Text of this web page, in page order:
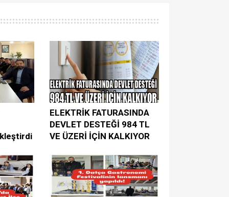
ELEKTRİK FATURASINDA
DEVLET DESTEĞİ 984 TL
VE ÜZERİ İÇİN KALKIYOR